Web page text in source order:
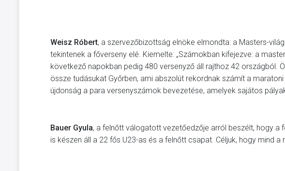
Weisz Róbert, a szervezőbizottság elnöke elmondta: a Masters-
tekintenek a főverseny elé. Kiemelte: „Számokban kifejezve: a
következő napokban pedig 480 versenyző áll rajthoz 42 országból.
össze tudásukat Győrben, ami abszolút rekordnak számít a
újdonság a para versenyszámok bevezetése, amelyek sajátos
Bauer Gyula, a felnőtt válogatott vezetőedzője arról beszélt, hogy a
is készen áll a 22 fős U23-as és a felnőtt csapat. Céljuk, hogy mind a